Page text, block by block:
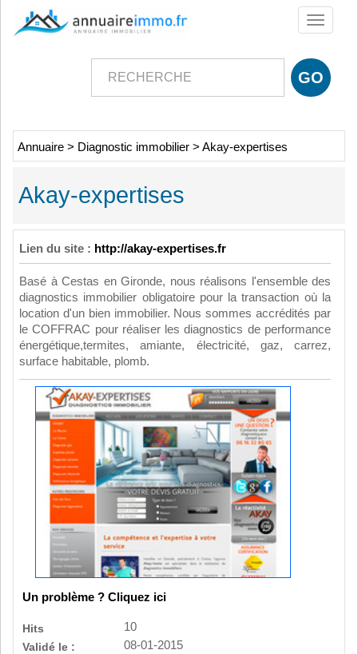
Toggle
Annuaire > Diagnostic immobilier > Akay-expertises
Akay-expertises
Lien du site : http://akay-expertises.fr
Basé à Cestas en Gironde, nous réalisons l'ensemble des
diagnostics immobilier obligatoire pour la transaction où la
location d'un bien immobilier. Nous sommes accrédités par
le COFFRAC pour réaliser les diagnostics de performance
énergétique,termites, amiante, électricité, gaz, carrez,
surface habitable, plomb.
Un problème ? Cliquez ici
Hits
10
Validé le :
08-01-2015